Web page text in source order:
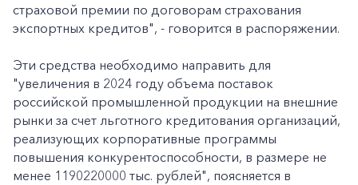
страховой премии по договорам страхования
экспортных кредитов", - говорится в распоряжении.
Эти средства необходимо направить для
"увеличения в 2024 году объема поставок
российской промышленной продукции на внешние
рынки за счет льготного кредитования организаций,
реализующих корпоративные программы
повышения конкурентоспособности, в размере не
менее 1190220000 тыс. рублей", поясняется в